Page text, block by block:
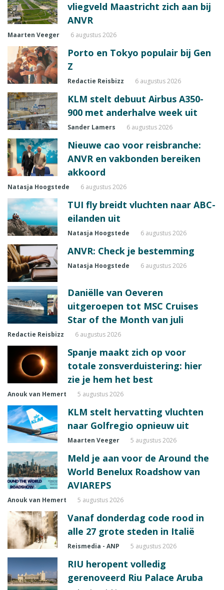
vliegveld Maastricht zich aan bij
ANVR
Maarten Veeger 6 augustus 2026
Porto en Tokyo populair bij Gen
Z
Redactie Reisbizz 6 augustus 2026
KLM stelt debuut Airbus A350-
900 met anderhalve week uit
Sander Lamers 6 augustus 2026
Nieuwe cao voor reisbranche:
ANVR en vakbonden bereiken
akkoord
Natasja Hoogstede 6 augustus 2026
TUI fly breidt vluchten naar ABC-
eilanden uit
Natasja Hoogstede 6 augustus 2026
ANVR: Check je bestemming
Natasja Hoogstede 6 augustus 2026
Daniëlle van Oeveren
uitgeroepen tot MSC Cruises
Star of the Month van juli
Redactie Reisbizz 6 augustus 2026
Spanje maakt zich op voor
totale zonsverduistering: hier
zie je hem het best
Anouk van Hemert 5 augustus 2026
KLM stelt hervatting vluchten
naar Golfregio opnieuw uit
Maarten Veeger 5 augustus 2026
Meld je aan voor de Around the
World Benelux Roadshow van
AVIAREPS
Anouk van Hemert 5 augustus 2026
Vanaf donderdag code rood in
alle 27 grote steden in Italië
Reismedia - ANP 5 augustus 2026
RIU heropent volledig
gerenoveerd Riu Palace Aruba